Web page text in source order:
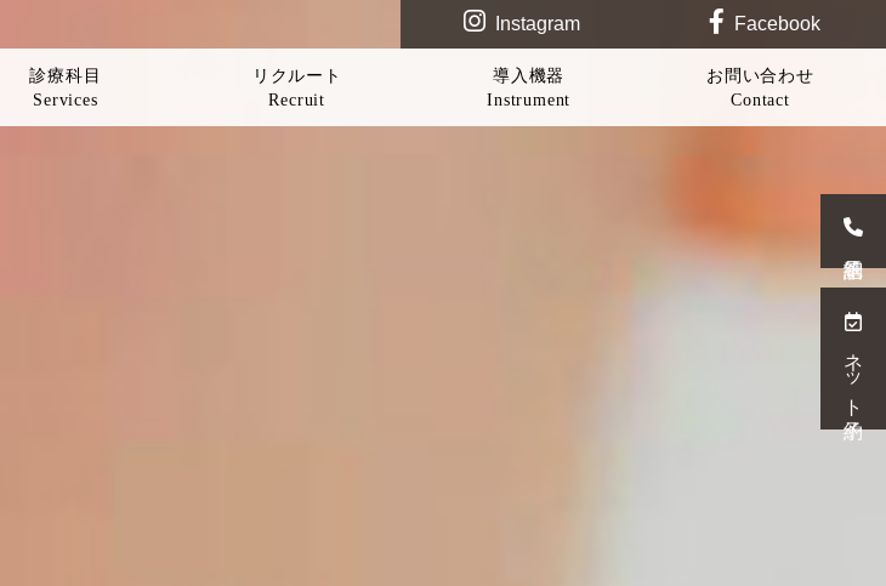
ネット予約
Instagram Facebook
診療科目
Services
リクルート
Recruit
導入機器
Instrument
お問い合わせ
Contact